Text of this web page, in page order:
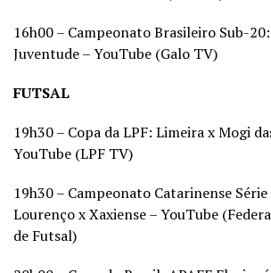
16h00 – Campeonato Brasileiro Sub-
Juventude – YouTube (Galo TV)
FUTSAL
19h30 – Copa da LPF: Limeira x Mogi
YouTube (LPF TV)
19h30 – Campeonato Catarinense
Lourenço x Xaxiense – YouTube
de Futsal)